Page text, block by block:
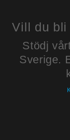
Vill du bli
Stödj
Sverige.